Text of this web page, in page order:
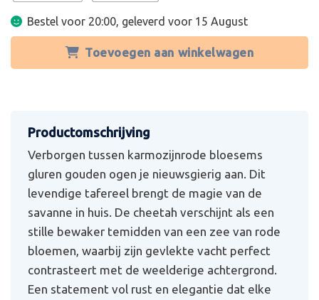
Bestel voor 20:00, geleverd voor 15 August
Toevoegen aan winkelwagen
Verborgen tussen karmozijnrode bloesems
gluren gouden ogen je nieuwsgierig aan. Dit
levendige tafereel brengt de magie van de
savanne in huis. De cheetah verschijnt als een
stille bewaker temidden van een zee van rode
bloemen, waarbij zijn gevlekte vacht perfect
contrasteert met de weelderige achtergrond.
Een statement vol rust en elegantie dat elke